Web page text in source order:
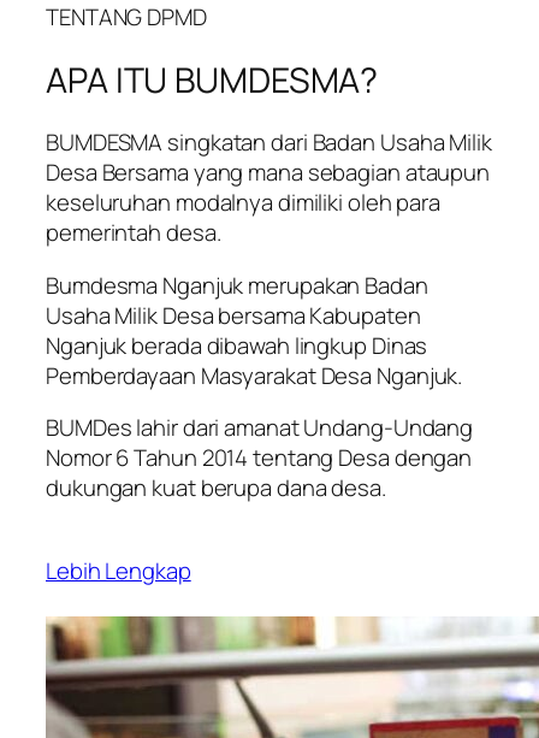
TENTANG DPMD
APA ITU BUMDESMA?
BUMDESMA singkatan dari Badan Usaha Milik
Desa Bersama yang mana sebagian ataupun
keseluruhan modalnya dimiliki oleh para
pemerintah desa.
Bumdesma Nganjuk merupakan Badan
Usaha Milik Desa bersama Kabupaten
Nganjuk berada dibawah lingkup Dinas
Pemberdayaan Masyarakat Desa Nganjuk.
BUMDes lahir dari amanat Undang-Undang
Nomor 6 Tahun 2014 tentang Desa dengan
dukungan kuat berupa dana desa.
Lebih Lengkap